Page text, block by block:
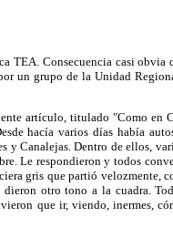
TEA. Consecuencia casi
un grupo de la Unidad
artículo, titulado "Como en
hacía varios días había autos
y Canalejas. Dentro de ellos,
Le respondieron y todos
gris que partió velozmente,
otro tono a la cuadra.
que ir, viendo, inermes,